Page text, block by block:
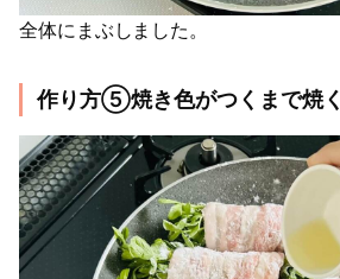
全体にまぶしました。
作り方⑤焼き色がつくまで焼く